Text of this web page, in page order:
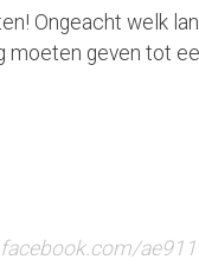
Ongeacht welk
geven tot